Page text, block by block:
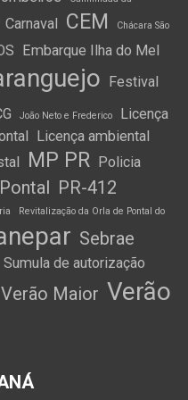
Carnaval CEM Chácara São
Embarque Ilha do Mel
Festival
João Neto e Frederico
Licença
Licença ambiental
MP PR
Policia
PR-412
Revitalização da Orla de Pontal do
Sebrae
Sumula de autorização
Verão Maior Verão